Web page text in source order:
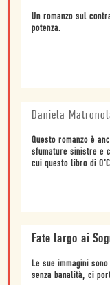
Un romanzo sul
potenza.
Daniela
Questo romanzo è
sfumature sinistre e
cui questo libro di
Fate largo ai
Le sue immagini
senza banalità, ci